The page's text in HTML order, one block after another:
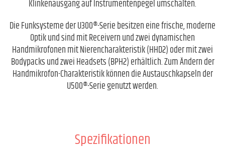
Klinkenausgang auf Instrumentenpegel umschalten.
Die Funksysteme der U300®-Serie besitzen eine frische, moderne
Optik und sind mit Receivern und zwei dynamischen
Handmikrofonen mit Nierencharakteristik (HHD2) oder mit zwei
Bodypacks und zwei Headsets (BPH2) erhältlich. Zum Ändern der
Handmikrofon-Charakteristik können die Austauschkapseln der
U500®-Serie genutzt werden.
Spezifikationen